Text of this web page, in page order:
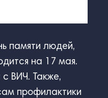
памяти людей,
на 17 мая.
ВИЧ. Также,
профилактики